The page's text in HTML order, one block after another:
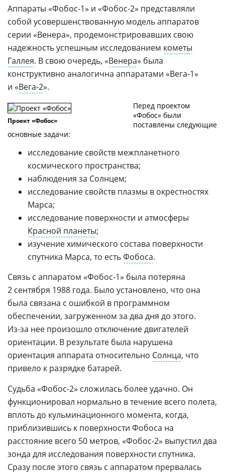
Аппараты «Фобос-1» и «Фобос-2» представляли
собой усовершенствованную модель аппаратов
серии «Венера», продемонстрировавших свою
надежность успешным исследованием кометы
Галлея. В свою очередь, «Венера» была
конструктивно аналогична аппаратами «Вега-1»
и «Вега-2».
Проект «Фобос»
Перед проектом
«Фобос» были
поставлены следующие
основные задачи:
исследование свойств межпланетного
космического пространства;
наблюдения за Солнцем;
исследование свойств плазмы в окрестностях
Марса;
исследование поверхности и атмосферы
Красной планеты;
изучение химического состава поверхности
спутника Марса, то естьФобоса.
Связь с аппаратом «Фобос-1» была потеряна
2 сентября 1988 года. Было установлено, что она
была связана с ошибкой в программном
обеспечении, загруженном за два дня до этого.
Из-за нее произошло отключение двигателей
ориентации. В результате была нарушена
ориентация аппарата относительно Солнца, что
привело к разрядке батарей.
Судьба «Фобос-2» сложилась более удачно. Он
функционировал нормально в течение всего полета,
вплоть до кульминационного момента, когда,
приблизившись к поверхности Фобоса на
расстояние всего 50 метров, «Фобос-2» выпустил два
зонда для исследования поверхности спутника.
Сразу после этого связь с аппаратом прервалась